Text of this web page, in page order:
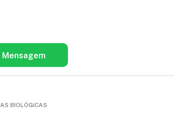
Mensagem
BIOLÓGICAS